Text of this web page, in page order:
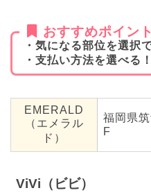
おすすめポイント
・気になる部位を選択
・支払い方法を選べる！
EMERALD
（エメラル
ド）
福岡県
F
ViVi（ビビ）